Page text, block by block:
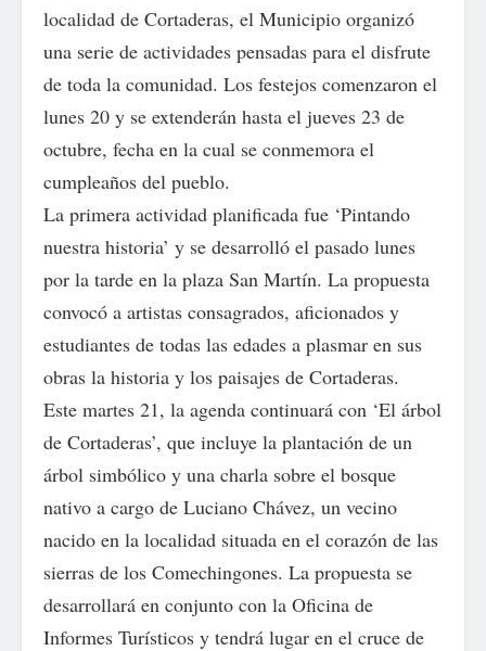
localidad de Cortaderas, el Municipio organizó
una serie de actividades pensadas para el disfrute
de toda la comunidad. Los festejos comenzaron el
lunes 20 y se extenderán hasta el jueves 23 de
octubre, fecha en la cual se conmemora el
cumpleaños del pueblo.
La primera actividad planificada fue ‘Pintando
nuestra historia’ y se desarrolló el pasado lunes
por la tarde en la plaza San Martín. La propuesta
convocó a artistas consagrados, aficionados y
estudiantes de todas las edades a plasmar en sus
obras la historia y los paisajes de Cortaderas.
Este martes 21, la agenda continuará con ‘El árbol
de Cortaderas’, que incluye la plantación de un
árbol simbólico y una charla sobre el bosque
nativo a cargo de Luciano Chávez, un vecino
nacido en la localidad situada en el corazón de las
sierras de los Comechingones. La propuesta se
desarrollará en conjunto con la Oficina de
Informes Turísticos y tendrá lugar en el cruce de